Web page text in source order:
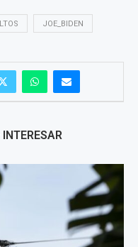
JOE_BIDEN